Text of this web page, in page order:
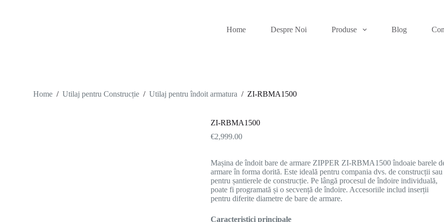
Home Despre Noi Produse Blog
Home / Utilaj pentru Construcție / Utilaj pentru îndoit armatura / ZI-RBMA1500
ZI-RBMA1500
€2,999.00
Mașina de îndoit bare de armare ZIPPER ZI-RBMA1500 îndoaie barele
armare în forma dorită. Este ideală pentru compania dvs. de construcții sau
pentru șantierele de construcție. Pe lângă procesul de îndoire individuală,
poate fi programată și o secvență de îndoire. Accesoriile includ inserții
pentru diferite diametre de bare de armare.
Caracteristici principale